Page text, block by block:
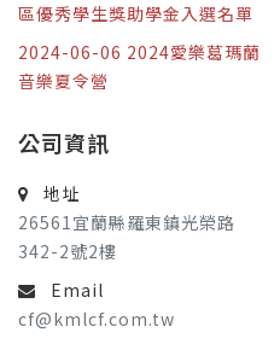
區優秀學生獎助學金入選名單
2024-06-06 2024愛樂葛瑪蘭
音樂夏令營
公司資訊
地址
26561宜蘭縣羅東鎮光榮路
342-2號2樓
Email
cf@kmlcf.com.tw